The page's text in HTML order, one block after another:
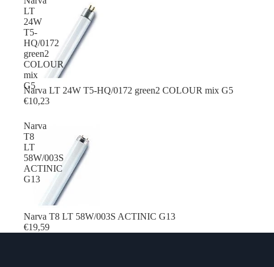
LT
24W
T5-
HQ/0172
green2
COLOUR
mix
G5
Narva LT 24W T5-HQ/0172 green2 COLOUR mix G5
€10,23
Narva
T8
LT
58W/003S
ACTINIC
G13
Narva T8 LT 58W/003S ACTINIC G13
€19,59